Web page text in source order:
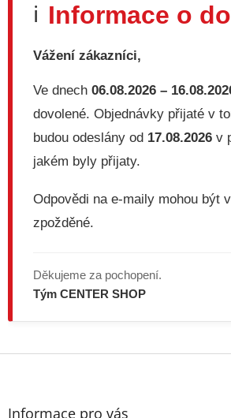
a
c
v
k
y
v
s
u
ℹ️ Informace o
Vážení zákazníci,
Ve dnech 06.08.2026 –
dovolené. Objednávky přijaté v
budou odeslány od 17.08.2026 v
jakém byly přijaty.
Odpovědi na e-maily mohou být
zpožděné.
Děkujeme za pochopení.
Tým CENTER SHOP
Z
Informace pro vás